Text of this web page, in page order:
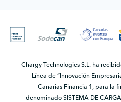
Chargy Technologies S.L. ha
Línea de “Innovación
Canarias Financia 1, para la
denominado SISTEMA DE CARGA